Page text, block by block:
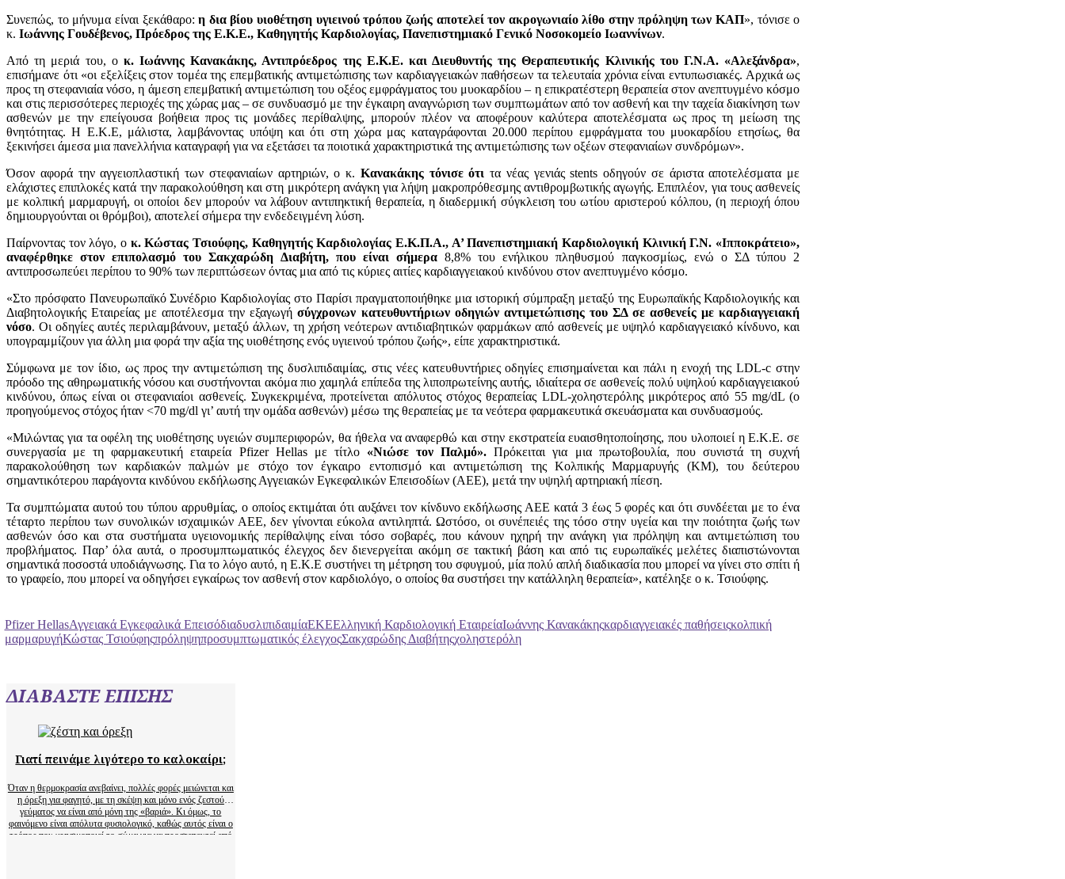
Συνεπώς, το μήνυμα είναι ξεκάθαρο:η δια βίου υιοθέτηση υγιεινού τρόπου ζωής αποτελεί τον ακρογωνιαίο λίθο στην πρόληψη των ΚΑΠ», τόνισε ο
κ. Ιωάννης Γουδέβενος, Πρόεδρος της Ε.Κ.Ε., Καθηγητής Καρδιολογίας, Πανεπιστημιακό Γενικό Νοσοκομείο Ιωαννίνων.
Από τη μεριά του, ο κ. Ιωάννης Κανακάκης, Αντιπρόεδρος της Ε.Κ.Ε. και Διευθυντής της Θεραπευτικής Κλινικής του Γ.Ν.Α. «Αλεξάνδρα»,
επισήμανε ότι «οι εξελίξεις στον τομέα της επεμβατικής αντιμετώπισης των καρδιαγγειακών παθήσεων τα τελευταία χρόνια είναι εντυπωσιακές. Αρχικά ως
προς τη στεφανιαία νόσο, η άμεση επεμβατική αντιμετώπιση του οξέος εμφράγματος του μυοκαρδίου – η επικρατέστερη θεραπεία στον ανεπτυγμένο κόσμο
και στις περισσότερες περιοχές της χώρας μας – σε συνδυασμό με την έγκαιρη αναγνώριση των συμπτωμάτων από τον ασθενή και την ταχεία διακίνηση των
ασθενών με την επείγουσα βοήθεια προς τις μονάδες περίθαλψης, μπορούν πλέον να αποφέρουν καλύτερα αποτελέσματα ως προς τη μείωση της
θνητότητας. Η Ε.Κ.Ε, μάλιστα, λαμβάνοντας υπόψη και ότι στη χώρα μας καταγράφονται 20.000 περίπου εμφράγματα του μυοκαρδίου ετησίως, θα
ξεκινήσει άμεσα μια πανελλήνια καταγραφή για να εξετάσει τα ποιοτικά χαρακτηριστικά της αντιμετώπισης των οξέων στεφανιαίων συνδρόμων».
Όσον αφορά την αγγειοπλαστική των στεφανιαίων αρτηριών, ο κ. Κανακάκης τόνισε ότι τα νέας γενιάς stents οδηγούν σε άριστα αποτελέσματα με
ελάχιστες επιπλοκές κατά την παρακολούθηση και στη μικρότερη ανάγκη για λήψη μακροπρόθεσμης αντιθρομβωτικής αγωγής. Επιπλέον, για τους ασθενείς
με κολπική μαρμαρυγή, οι οποίοι δεν μπορούν να λάβουν αντιπηκτική θεραπεία, η διαδερμική σύγκλειση του ωτίου αριστερού κόλπου, (η περιοχή όπου
δημιουργούνται οι θρόμβοι), αποτελεί σήμερα την ενδεδειγμένη λύση.
Παίρνοντας τον λόγο, ο κ. Κώστας Τσιούφης, Καθηγητής Καρδιολογίας Ε.Κ.Π.Α., Α’ Πανεπιστημιακή Καρδιολογική Κλινική Γ.Ν. «Ιπποκράτειο»,
αναφέρθηκε στον επιπολασμό του Σακχαρώδη Διαβήτη, που είναι σήμερα8,8% του ενήλικου πληθυσμού παγκοσμίως, ενώ ο ΣΔ τύπου 2
αντιπροσωπεύει περίπου το 90% των περιπτώσεων όντας μια από τις κύριες αιτίες καρδιαγγειακού κινδύνου στον ανεπτυγμένο κόσμο.
«Στο πρόσφατο Πανευρωπαϊκό Συνέδριο Καρδιολογίας στο Παρίσι πραγματοποιήθηκε μια ιστορική σύμπραξη μεταξύ της Ευρωπαϊκής Καρδιολογικής και
Διαβητολογικής Εταιρείας με αποτέλεσμα την εξαγωγήσύγχρονων κατευθυντήριων οδηγιών αντιμετώπισης του ΣΔ σε ασθενείς με καρδιαγγειακή
νόσο. Οι οδηγίες αυτές περιλαμβάνουν, μεταξύ άλλων, τη χρήση νεότερων αντιδιαβητικών φαρμάκων από ασθενείς με υψηλό καρδιαγγειακό κίνδυνο, και
υπογραμμίζουν για άλλη μια φορά την αξία της υιοθέτησης ενός υγιεινού τρόπου ζωής», είπε χαρακτηριστικά.
Σύμφωνα με τον ίδιο, ως προς την αντιμετώπιση της δυσλιπιδαιμίας, στις νέες κατευθυντήριες οδηγίες επισημαίνεται και πάλι η ενοχή της LDL-c στην
πρόοδο της αθηρωματικής νόσου και συστήνονται ακόμα πιο χαμηλά επίπεδα της λιποπρωτείνης αυτής, ιδιαίτερα σε ασθενείς πολύ υψηλού καρδιαγγειακού
κινδύνου, όπως είναι οι στεφανιαίοι ασθενείς. Συγκεκριμένα, προτείνεται απόλυτος στόχος θεραπείας LDL-χοληστερόλης μικρότερος από 55 mg/dL (ο
προηγούμενος στόχος ήταν <70 mg/dl γι’ αυτή την ομάδα ασθενών) μέσω της θεραπείας με τα νεότερα φαρμακευτικά σκευάσματα και συνδυασμούς.
«Μιλώντας για τα οφέλη της υιοθέτησης υγειών συμπεριφορών, θα ήθελα να αναφερθώ και στην εκστρατεία ευαισθητοποίησης, που υλοποιεί η Ε.Κ.Ε. σε
συνεργασία με τη φαρμακευτική εταιρεία Pfizer Hellas με τίτλο «Νιώσε τον Παλμό». Πρόκειται για μια πρωτοβουλία, που συνιστά τη συχνή
παρακολούθηση των καρδιακών παλμών με στόχο τον έγκαιρο εντοπισμό και αντιμετώπιση της Κολπικής Μαρμαρυγής (ΚΜ), του δεύτερου
σημαντικότερου παράγοντα κινδύνου εκδήλωσης Αγγειακών Εγκεφαλικών Επεισοδίων (ΑΕΕ), μετά την υψηλή αρτηριακή πίεση.
Τα συμπτώματα αυτού του τύπου αρρυθμίας, ο οποίος εκτιμάται ότι αυξάνει τον κίνδυνο εκδήλωσης ΑΕΕ κατά 3 έως 5 φορές και ότι συνδέεται με το ένα
τέταρτο περίπου των συνολικών ισχαιμικών ΑΕΕ, δεν γίνονται εύκολα αντιληπτά. Ωστόσο, οι συνέπειές της τόσο στην υγεία και την ποιότητα ζωής των
ασθενών όσο και στα συστήματα υγειονομικής περίθαλψης είναι τόσο σοβαρές, που κάνουν ηχηρή την ανάγκη για πρόληψη και αντιμετώπιση του
προβλήματος. Παρ’ όλα αυτά, ο προσυμπτωματικός έλεγχος δεν διενεργείται ακόμη σε τακτική βάση και από τις ευρωπαϊκές μελέτες διαπιστώνονται
σημαντικά ποσοστά υποδιάγνωσης. Για το λόγο αυτό, η Ε.Κ.Ε συστήνει τη μέτρηση του σφυγμού, μία πολύ απλή διαδικασία που μπορεί να γίνει στο σπίτι ή
το γραφείο, που μπορεί να οδηγήσει εγκαίρως τον ασθενή στον καρδιολόγο, ο οποίος θα συστήσει την κατάλληλη θεραπεία», κατέληξε ο κ. Τσιούφης.
Pfizer HellasΑγγειακά Εγκεφαλικά ΕπεισόδιαδυσλιπιδαιμίαΕΚΕΕλληνική Καρδιολογική ΕταιρείαΙωάννης Κανακάκηςκαρδιαγγειακές παθήσειςκολπική
μαρμαρυγήΚώστας Τσιούφηςπρόληψηπροσυμπτωματικός έλεγχοςΣακχαρώδης Διαβήτηςχοληστερόλη
ΔΙΑΒΑΣΤΕ ΕΠΙΣΗΣ
Γιατί πεινάμε λιγότερο το καλοκαίρι;
Όταν η θερμοκρασία ανεβαίνει, πολλές φορές μειώνεται και
η όρεξη για φαγητό, με τη σκέψη και μόνο ενός ζεστού
γεύματος να είναι από μόνη της «βαριά». Κι όμως, το
φαινόμενο είναι απόλυτα φυσιολογικό, καθώς αυτός είναι ο
τρόπος που χρησιμοποιεί το σώμα για να προστατευτεί από